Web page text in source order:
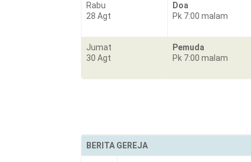
Rabu
28 Agt
Doa
Pk 7:00 malam
Jumat
30 Agt
Pemuda
Pk 7:00 malam
BERITA GEREJA